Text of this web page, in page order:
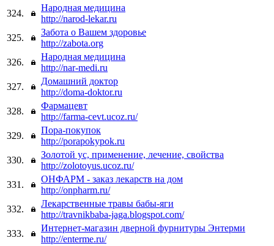
324.
Народная медицина
http://narod-lekar.ru
325.
Забота о Вашем здоровье
http://zabota.org
326.
Народная медицина
http://nar-medi.ru
327.
Домашний доктор
http://doma-doktor.ru
328.
Фармацевт
http://farma-cevt.ucoz.ru/
329.
Пора-покупок
http://porapokypok.ru
330.
Золотой ус, применение, лечение, свойства
http://zolotoyus.ucoz.ru/
331.
ОНФАРМ - заказ лекарств на дом
http://onpharm.ru/
332.
Лекарственные травы бабы-яги
http://travnikbaba-jaga.blogspot.com/
333.
Интернет-магазин дверной фурнитуры Энтерми
http://enterme.ru/